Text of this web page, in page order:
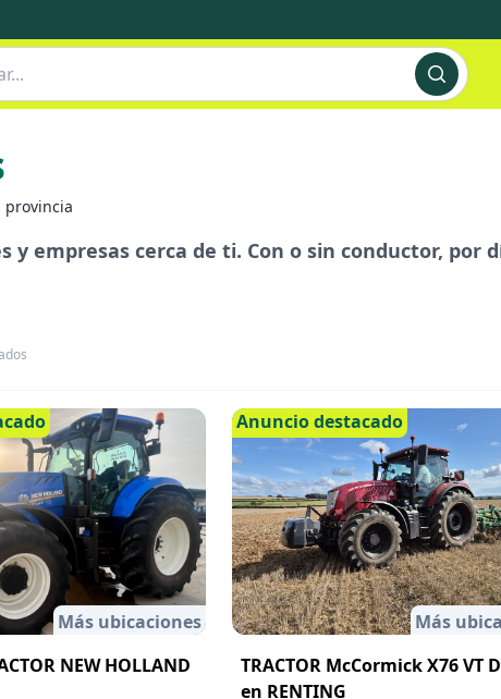
provincia
empresas cerca de ti. Con o sin conductor, por
Más ubicaciones
NEW HOLLAND
Anuncio destacado
Más
TRACTOR McCormick X76 VT
en RENTING